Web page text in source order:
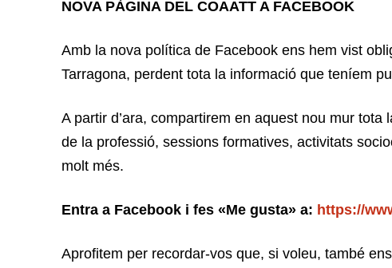
NOVA PÀGINA DEL COAATT A FACEBOOK
Amb la nova política de Facebook ens hem vist
Tarragona, perdent tota la informació que teníem
A partir d’ara, compartirem en aquest nou mur
de la professió, sessions formatives, activitats
molt més.
Entra a Facebook i fes «Me gusta» a: https://
Aprofitem per recordar-vos que, si voleu, també